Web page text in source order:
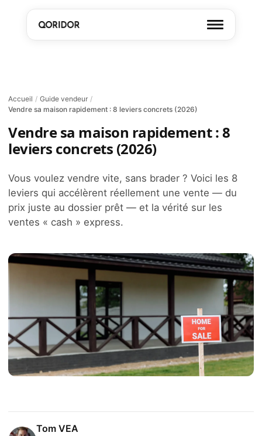
Accueil / Guide vendeur /
Vendre sa maison rapidement : 8 leviers concrets (2026)
Vendre sa maison rapidement : 8
leviers concrets (2026)
Vous voulez vendre vite, sans brader ? Voici les 8
leviers qui accélèrent réellement une vente — du
prix juste au dossier prêt — et la vérité sur les
ventes « cash » express.
Tom VEA